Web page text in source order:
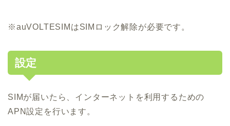
※auVOLTESIMはSIMロック解除が必要です。
設定
SIMが届いたら、インターネットを利用するための
APN設定を行います。